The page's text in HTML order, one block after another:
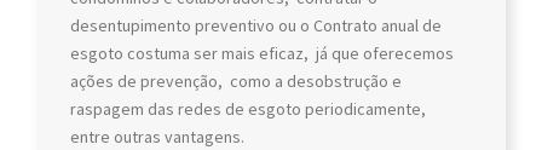
desentupimento preventivo ou o Contrato anual de
esgoto costuma ser mais eficaz, já que oferecemos
ações de prevenção, como a desobstrução e
raspagem das redes de esgoto periodicamente,
entre outras vantagens.